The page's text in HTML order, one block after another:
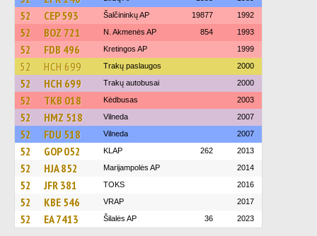
52 CEP 593 Šalčininkų AP 19877 1992
52 BOZ 721 N. Akmenės AP 854 1993
52 FDB 496 Kretingos AP 1999
52 HCH 699 Trakų paslaugos 2000
52 HCH 699 Trakų autobusai 2000
52 TKB 018 Kėdbusas 2003
52 HMZ 518 Vilneda 2007
52 FDU 518 Vilneda 2007
52 GOP 052 KLAP 262 2013
52 HJA 852 Marijampolės AP 2014
52 JFR 381 TOKS 2016
52 KBE 546 VRAP 2017
52 EA 7413 Šilalės AP 36 2023